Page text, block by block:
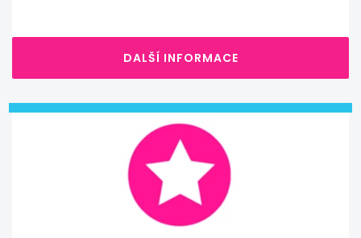
DALŠÍ INFORMACE